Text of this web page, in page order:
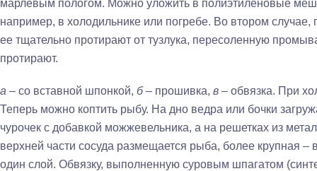
марлевым пологом. Можно уложить в полиэтиленовые
например, в холодильнике или погребе. Во втором
ее тщательно протирают от тузлука, пересоленную
протирают.
а – со вставной шпонкой, б– прошивка, в – обвязка. При
Теперь можно коптить рыбу. На дно ведра или бочки
чурочек с добавкой можжевельника, а на решетках из
верхней части сосуда размещается рыба, более крупная –
один слой. Обвязку, выполненную суровым шпагатом